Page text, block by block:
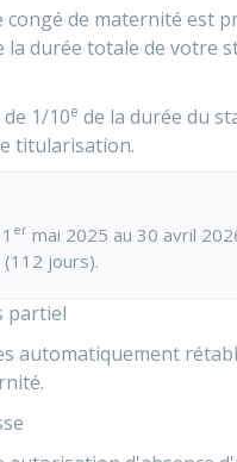
de maternité est
la durée totale de votre
1/10e de la durée du
titularisation.
er mai 2025 au 30 avril
jours).
partiel
automatiquement